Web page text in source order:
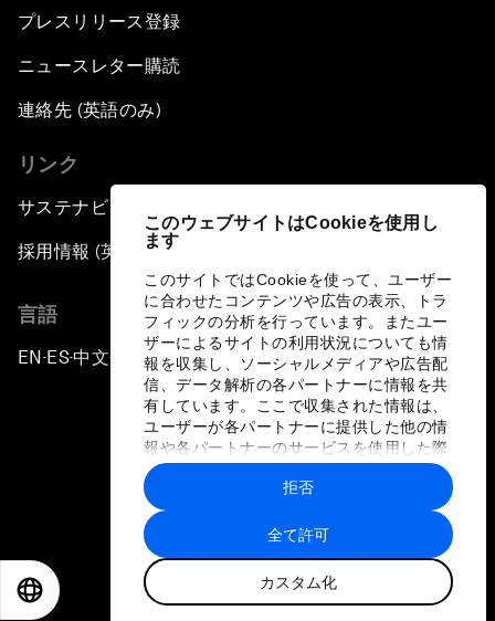
このウェブサイトはCookieを使用し
ます
このサイトではCookieを使って、ユーザー
に合わせたコンテンツや広告の表示、トラ
フィックの分析を行っています。またユー
ザーによるサイトの利用状況についても情
報を収集し、ソーシャルメディアや広告配
信、データ解析の各パートナーに情報を共
有しています。ここで収集された情報は、
ユーザーが各パートナーに提供した他の情
報や各パートナーのサービスを使用した際
に収集された情報と組み合わされ、各パー
トナーによって使用されることがありま
す。
全て許可
カスタム化
拒否
プレスリリース登録
ニュースレター購読
連絡先 (英語のみ)
リンク
サステナビリティへの取り組み
採用情報 (英語のみ)
言語
EN ▪ES▪中文▪ 日本語
プライバシーポリシーと利用規約
サイトマップ
©
世界経済フォーラム